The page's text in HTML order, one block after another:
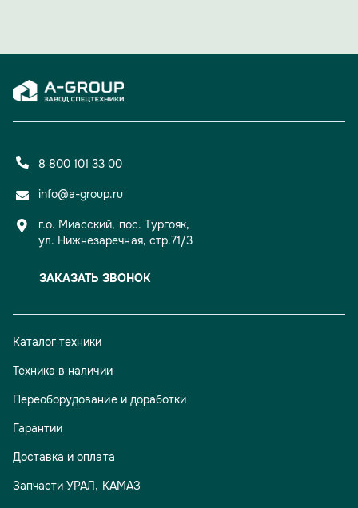
Каталог техники
Техника в наличии
Переоборудование и доработки
Гарантии
Доставка и оплата
Запчасти УРАЛ, КАМАЗ
8 800 101 33 00
info@a-group.ru
г.о. Миасский, пос. Тургояк,
ул. Нижнезаречная, стр.71/3
ЗАКАЗАТЬ ЗВОНОК